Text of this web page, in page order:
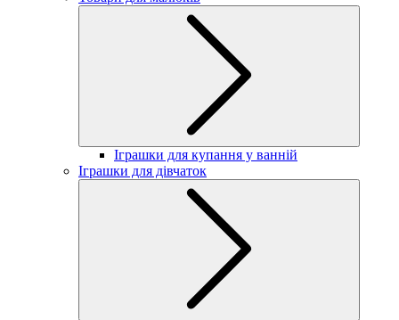
Іграшки для купання у ванній
Іграшки для дівчаток